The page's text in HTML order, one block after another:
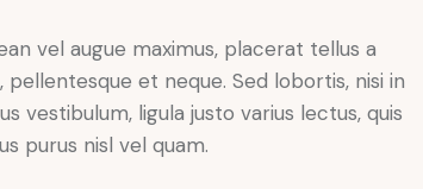
vel augue maximus, placerat tellus a
pellentesque et neque. Sed lobortis, nisi in
vestibulum, ligula justo varius lectus, quis
purus nisl vel quam.